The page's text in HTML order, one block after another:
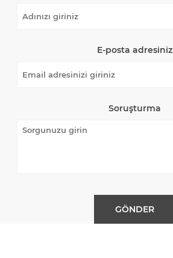
E-posta adresiniz
Soruşturma